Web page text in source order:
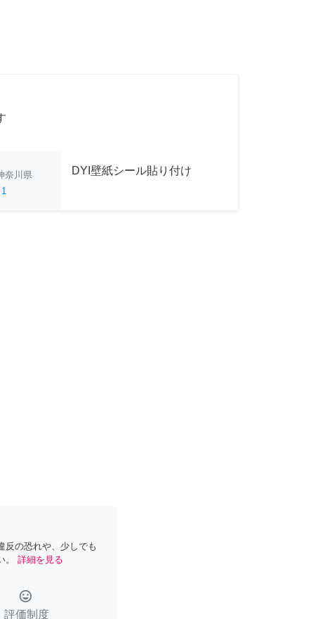
奈川県
1
DYI壁紙シール貼り付け
反の恐れや、少しでも
詳細を見る
tag_faces
評価制度